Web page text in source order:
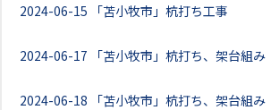
2024-06-15 「苫小牧市」杭打ち工事
2024-06-17 「苫小牧市」杭打ち、架台組み
2024-06-18 「苫小牧市」杭打ち、架台組み